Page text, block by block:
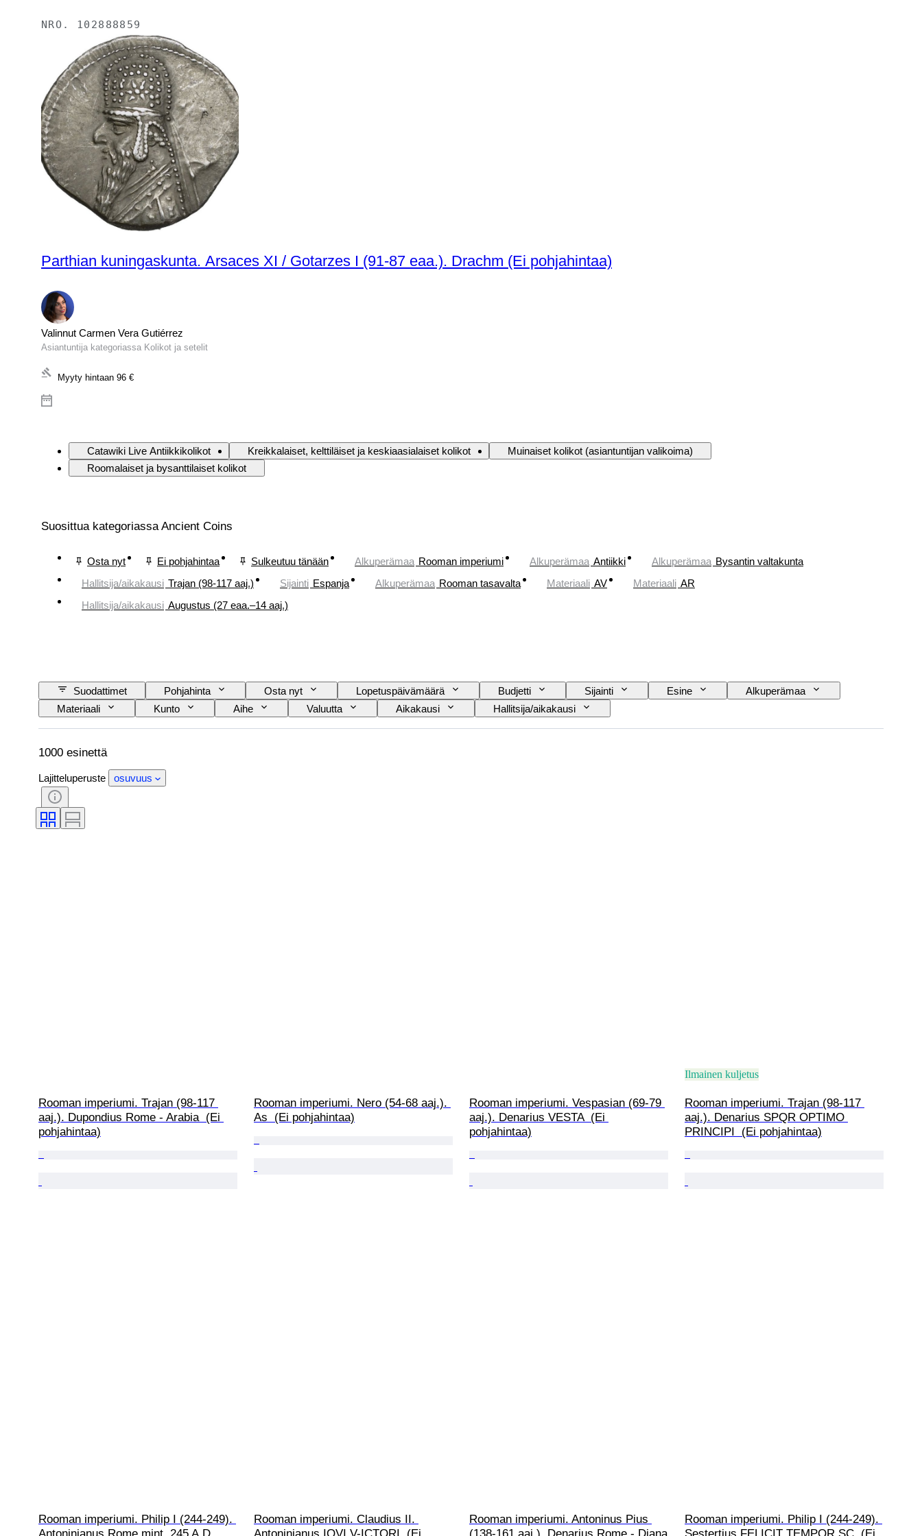
NRO. 102888859
Parthian kuningaskunta. Arsaces XI / Gotarzes I (91-87 eaa.). Drachm (Ei pohjahintaa)
Valinnut Carmen Vera Gutiérrez
Asiantuntija kategoriassa Kolikot ja setelit
Myyty hintaan 96 €
Catawiki Live Antiikkikolikot Kreikkalaiset, kelttiläiset ja keskiaasialaiset kolikot
Muinaiset kolikot (asiantuntijan valikoima)
Roomalaiset ja bysanttilaiset kolikot
Suosittua kategoriassa Ancient Coins
Osta nyt Ei pohjahintaa Sulkeutuu tänään Alkuperämaa Rooman imperiumi Alkuperämaa Antiikki Alkuperämaa Bysantin valtakunta
Hallitsija/aikakausi Trajan (98-117 aaj.) Sijainti Espanja Alkuperämaa Rooman tasavalta Materiaali AV Materiaali AR
Hallitsija/aikakausi Augustus (27 eaa.–14 aaj.)
Suodattimet Pohjahinta Osta nyt Lopetuspäivämäärä Budjetti Sijainti Esine
Alkuperämaa
Materiaali
Kunto Aihe Valuutta Aikakausi Hallitsija/aikakausi
1000 esinettä
Lajitteluperuste osuvuus
Rooman imperiumi. Trajan (98-117
aaj.). Dupondius Rome - Arabia  (Ei
pohjahintaa)
Rooman imperiumi. Nero (54-68 aaj.).
As  (Ei pohjahintaa)
Rooman imperiumi. Vespasian (69-79
aaj.). Denarius VESTA  (Ei
pohjahintaa)
Ilmainen kuljetus
Rooman imperiumi. Trajan (98-117
aaj.). Denarius SPQR OPTIMO
PRINCIPI  (Ei pohjahintaa)
Rooman imperiumi. Philip I (244-249).
Rooman imperiumi. Claudius II.
Rooman imperiumi. Antoninus Pius
Rooman imperiumi. Philip I (244-249).